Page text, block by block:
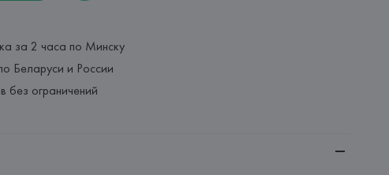
за 2 часа по Минску
Беларуси и России
без ограничений